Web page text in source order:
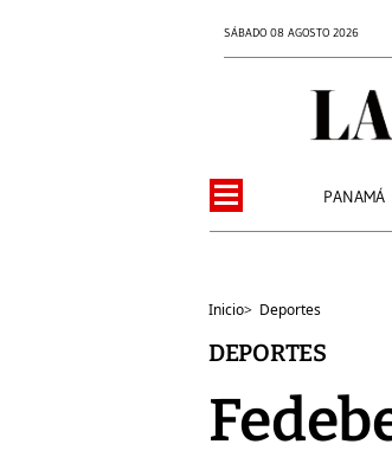
SÁBADO 08 AGOSTO 2026
PANAMÁ
Inicio> Deportes
DEPORTES